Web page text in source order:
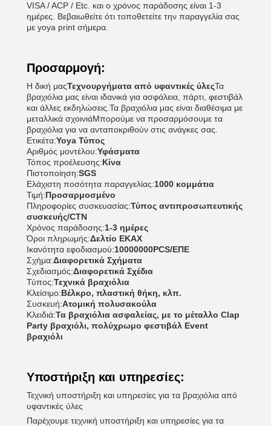
VISA / ACP / Etc. και ο χρόνος παράδοσης είναι 1-3
ημέρες. Βεβαιωθείτε ότι τοποθετείτε την παραγγελία σας
με yoya print σήμερα.
Προσαρμογή:
Η δική μαςΤεχνουργήματα από υφαντικές ύλεςΤα
βραχιόλια μας είναι ιδανικά για ασφάλεια, πάρτι, φεστιβάλ
και άλλες εκδηλώσεις.Τα βραχιόλια μας είναι διαθέσιμα με
μεταλλικά σχοινιάΜπορούμε να προσαρμόσουμε τα
βραχιόλια για να ανταποκριθούν στις ανάγκες σας.
Ετικέτα:Yoya Τύπος
Αριθμός μοντέλου:Υφάσματα
Τόπος προέλευσης:Κίνα
Πιστοποίηση:SGS
Ελάχιστη ποσότητα παραγγελίας:1000 κομμάτια
Τιμή:Προσαρμοσμένο
Πληροφορίες συσκευασίας:Τύπος αντιπροσωπευτικής
συσκευής/CTN
Χρόνος παράδοσης:1-3 ημέρες
Όροι πληρωμής:Δελτίο ΕΚΑΧ
Ικανότητα εφοδιασμού:10000000PCS/ΕΠΕ
Σχήμα:Διαφορετικά Σχήματα
Σχεδιασμός:Διαφορετικά Σχέδια
Τύπος:Τεχνικά βραχιόλια
Κλείσιμο:Βέλκρο, πλαστική θήκη, κλπ.
Συσκευή:Ατομική πολυσακούλα
Κλειδιά:Τα βραχιόλια ασφαλείας, με το μέταλλο Clap
Party βραχιόλι, πολύχρωμο φεστιβάλ Event
βραχιόλι
Υποστήριξη και υπηρεσίες:
Τεχνική υποστήριξη και υπηρεσίες για τα βραχιόλια από
υφαντικές ύλες
Παρέχουμε τεχνική υποστήριξη και υπηρεσίες για τα